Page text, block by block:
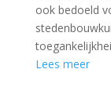
ook bedoeld
Lees meer